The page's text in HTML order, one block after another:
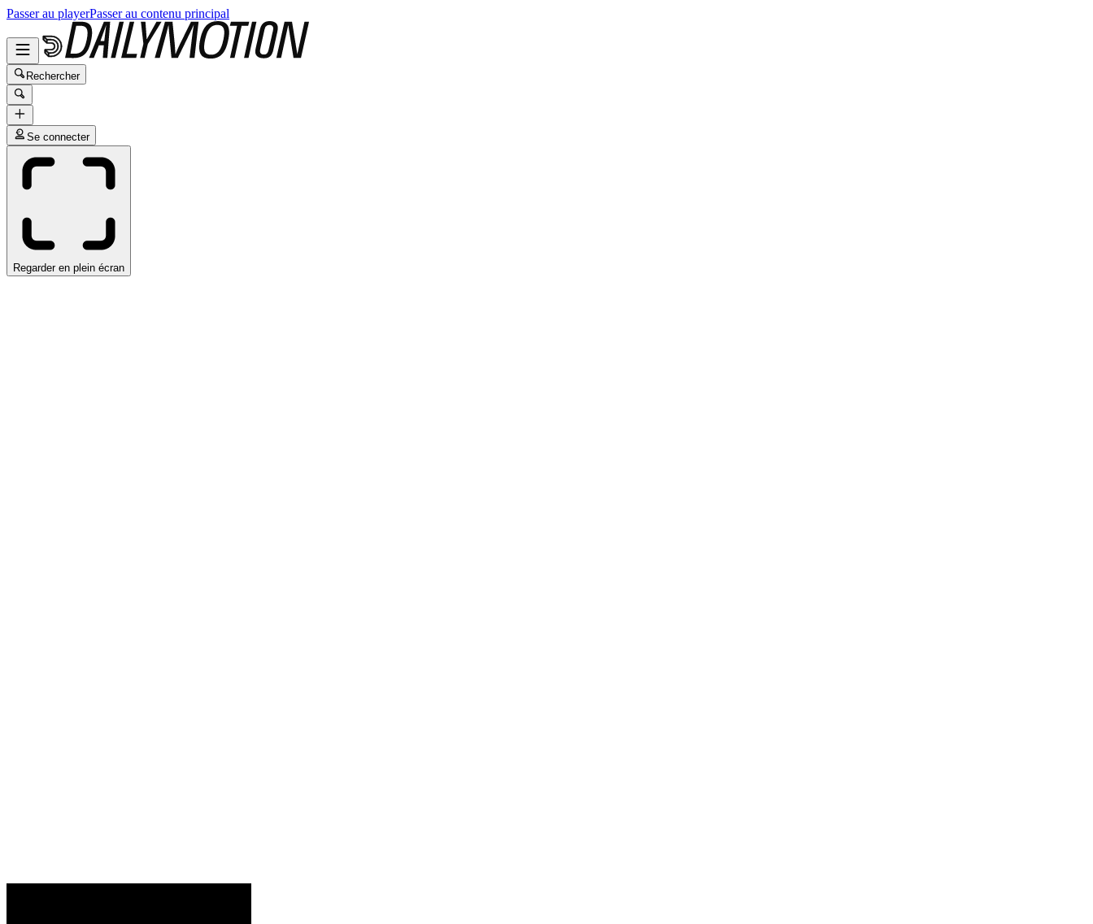
Passer au playerPasser au contenu principal
Rechercher
Se connecter
Regarder en plein écran